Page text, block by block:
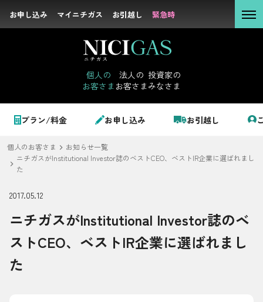
お申し込み マイニチガス お引越し 緊急時
個人の
お客さま
法人の
お客さま
投資家の
みなさま
プラン/料金 お申し込み お引越し
お申し込み マイニチガス お引越し 緊急時
個人のお客さま
LPガス＋でんき
でガ割のご案内
料金
シミュレーション
お申し込み一覧
お客さま
ィ
企業情報
個人のお客さま
お知らせ一覧
ニチガスがInstitutional Investor誌のベストCEO、ベストIR企業に選ばれまし
た
2017.05.12
ニチガスがInstitutional Investor誌のベ
ストCEO、ベストIR企業に選ばれまし
た